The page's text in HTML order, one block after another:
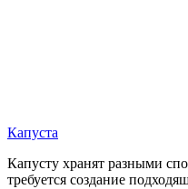
Капуста
Капусту хранят разными
требуется создание